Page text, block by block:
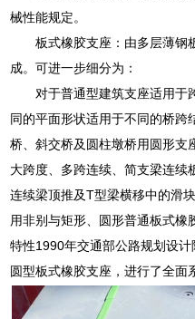
械性能规定。
板式橡胶支座：由多层薄钢
成。可进一步细分为：
对于普通型建筑支座适用于
同的平面形状适用于不同的桥跨
桥、斜交桥及圆柱墩桥用圆形支
大跨度、多跨连续、简支梁连续
连续梁顶推及T型梁横移中的滑
用非别与矩形、圆形普通板式橡
特性1990年交通部公路规划设
圆型板式橡胶支座，进行了全面